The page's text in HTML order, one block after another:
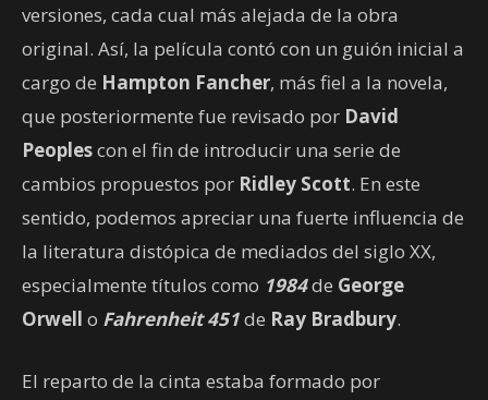
versiones, cada cual más alejada de la obra
original. Así, la película contó con un guión inicial a
cargo de Hampton Fancher, más fiel a la novela,
que posteriormente fue revisado por David
Peoplescon el fin de introducir una serie de
cambios propuestos por Ridley Scott. En este
sentido, podemos apreciar una fuerte influencia de
la literatura distópica de mediados del siglo XX,
especialmente títulos como 1984de George
Orwell o Fahrenheit 451de Ray Bradbury.
El reparto de la cinta estaba formado por